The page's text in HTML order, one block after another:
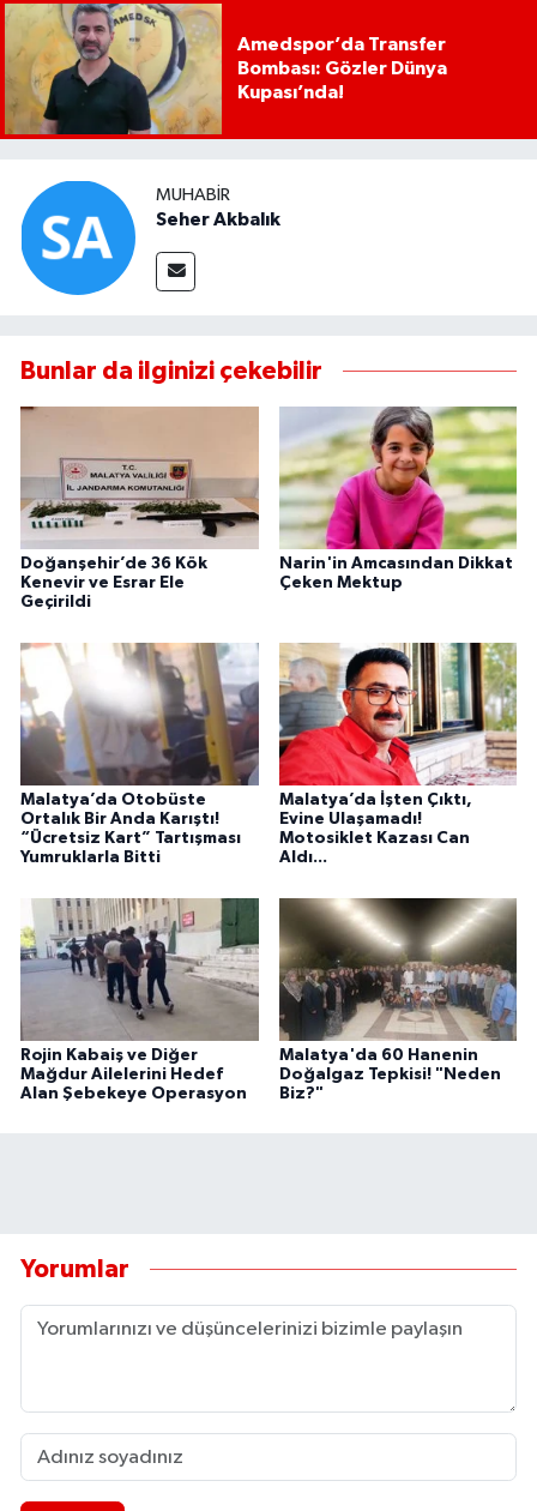
Amedspor’da Transfer
Bombası: Gözler Dünya
Kupası’nda!
MUHABIR
Seher Akbalık
Bunlar da ilginizi çekebilir
Doğanşehir’de 36 Kök
Kenevir ve Esrar Ele
Geçirildi
Narin'in Amcasından Dikkat
Çeken Mektup
Malatya’da Otobüste
Ortalık Bir Anda Karıştı!
“Ücretsiz Kart” Tartışması
Yumruklarla Bitti
Malatya’da İşten Çıktı,
Evine Ulaşamadı!
Motosiklet Kazası Can
Aldı...
Rojin Kabaiş ve Diğer
Mağdur Ailelerini Hedef
Alan Şebekeye Operasyon
Malatya'da 60 Hanenin
Doğalgaz Tepkisi! "Neden
Biz?"
Yorumlar